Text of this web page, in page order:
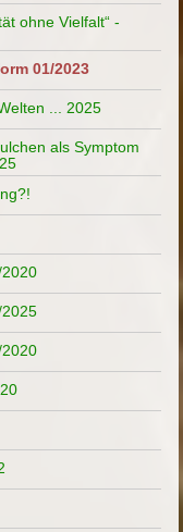
ohne Vielfalt“ -
01/2023
... 2025
als Symptom